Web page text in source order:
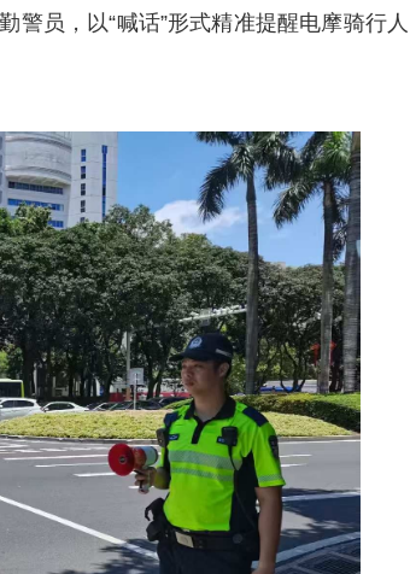
警员，以“喊话”形式精准提醒电摩骑行人